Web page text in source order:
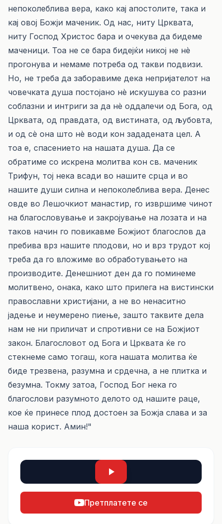
непоколеблива вера, како кај апостолите, така и
кај овој Божји маченик. Од нас, ниту Црквата,
ниту Господ Христос бара и очекува да бидеме
маченици. Тоа не се бара бидејќи никој не нè
прогонува и немаме потреба од такви подвизи.
Но, не треба да заборавиме дека непријателот на
човечката душа постојано нè искушува со разни
соблазни и интриги за да нè оддалечи од Бога, од
Црквата, од правдата, од вистината, од љубовта,
и од сè она што нè води кон зададената цел. А
тоа е, спасението на нашата душа. Да се
обратиме со искрена молитва кон св. маченик
Трифун, тој нека всади во нашите срца и во
нашите души силна и непоколеблива вера. Денес
овде во Лешочкиот манастир, го извршиме чинот
на бла­го­сло­ву­вање и закројување на лозата и на
таков начин го повикавме Божјиот бла­го­слов да
пребива врз нашите плодови, но и врз трудот кој
треба да го вложиме во обработувањето на
производите. Денешниот ден да го поминеме
молитвено, онака, како што прилега на вистински
православни христијани, а не во не­на­ситно
јадење и неумерено пиење, зашто таквите дела
нам не ни приличат и спротивни се на Божјиот
закон. Благословот од Бога и Црквата ќе го
стекнеме само то­гаш, кога нашата молитва ќе
биде трезвена, разумна и срдечна, а не плитка и
бе­зумна. Токму затоа, Господ Бог нека го
благослови разумното делото од на­ши­те раце,
кое ќе принесе плод достоен за Божја слава и за
наша корист. Амин!"
Претплатете се